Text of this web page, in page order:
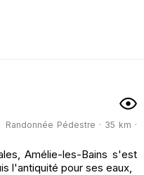
Randonnée Pédestre · 35 km ·
Amélie-les-Bains s'est
l'antiquité pour ses eaux,